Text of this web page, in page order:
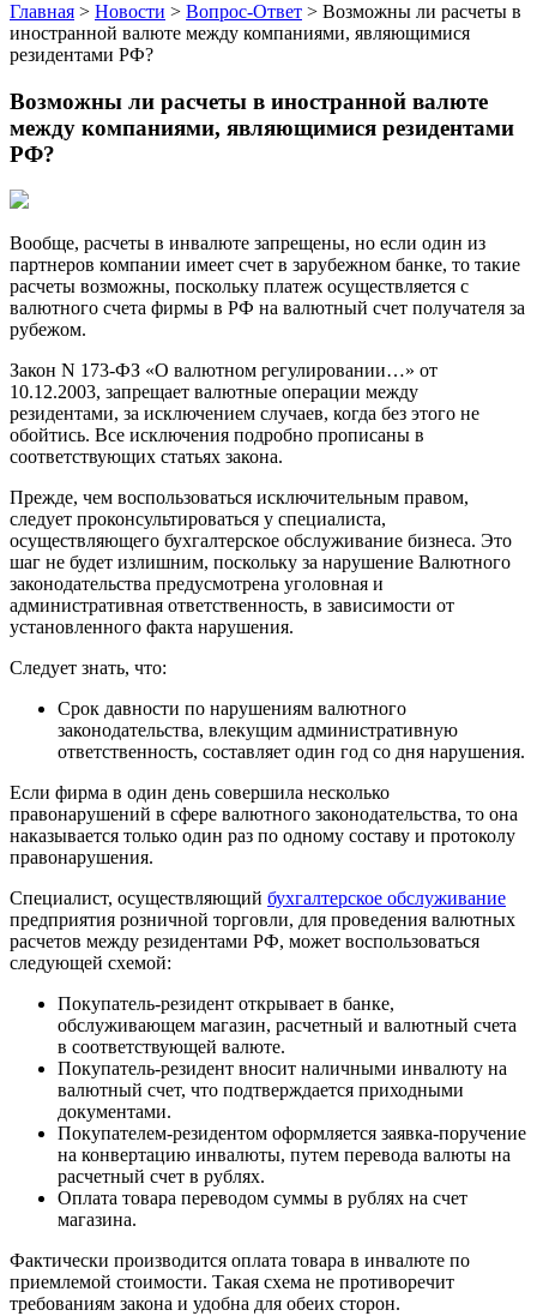
Главная > Новости > Вопрос-Ответ > Возможны ли расчеты в
иностранной валюте между компаниями, являющимися
резидентами РФ?
Возможны ли расчеты в иностранной валюте
между компаниями, являющимися резидентами
РФ?
Вообще, расчеты в инвалюте запрещены, но если один из
партнеров компании имеет счет в зарубежном банке, то такие
расчеты возможны, поскольку платеж осуществляется с
валютного счета фирмы в РФ на валютный счет получателя за
рубежом.
Закон N 173-ФЗ «О валютном регулировании…» от
10.12.2003, запрещает валютные операции между
резидентами, за исключением случаев, когда без этого не
обойтись. Все исключения подробно прописаны в
соответствующих статьях закона.
Прежде, чем воспользоваться исключительным правом,
следует проконсультироваться у специалиста,
осуществляющего бухгалтерское обслуживание бизнеса. Это
шаг не будет излишним, поскольку за нарушение Валютного
законодательства предусмотрена уголовная и
административная ответственность, в зависимости от
установленного факта нарушения.
Следует знать, что:
Срок давности по нарушениям валютного
законодательства, влекущим административную
ответственность, составляет один год со дня нарушения.
Если фирма в один день совершила несколько
правонарушений в сфере валютного законодательства, то она
наказывается только один раз по одному составу и протоколу
правонарушения.
Специалист, осуществляющий бухгалтерское обслуживание
предприятия розничной торговли, для проведения валютных
расчетов между резидентами РФ, может воспользоваться
следующей схемой:
Покупатель-резидент открывает в банке,
обслуживающем магазин, расчетный и валютный счета
в соответствующей валюте.
Покупатель-резидент вносит наличными инвалюту на
валютный счет, что подтверждается приходными
документами.
Покупателем-резидентом оформляется заявка-поручение
на конвертацию инвалюты, путем перевода валюты на
расчетный счет в рублях.
Оплата товара переводом суммы в рублях на счет
магазина.
Фактически производится оплата товара в инвалюте по
приемлемой стоимости. Такая схема не противоречит
требованиям закона и удобна для обеих сторон.